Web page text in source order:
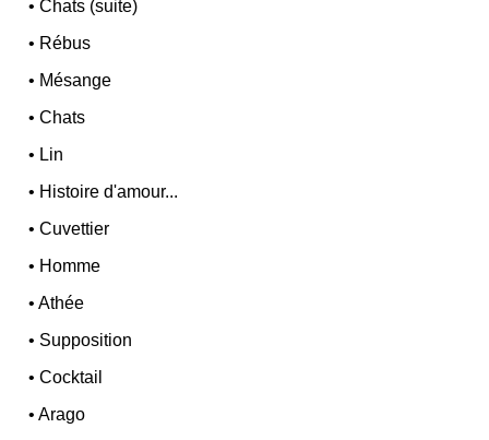
•Chats (suite)
• Rébus
• Mésange
•Chats
• Lin
• Histoire d'amour...
•Cuvettier
• Homme
•Athée
• Supposition
•Cocktail
•Arago